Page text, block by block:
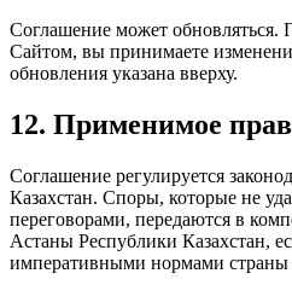
Соглашение может обновляться.
Сайтом, вы принимаете
обновления указана вверху.
12. Применимое
Соглашение регулируется
Казахстан. Споры, которые не
переговорами, передаются в
Астаны Республики Казахстан,
императивными нормами